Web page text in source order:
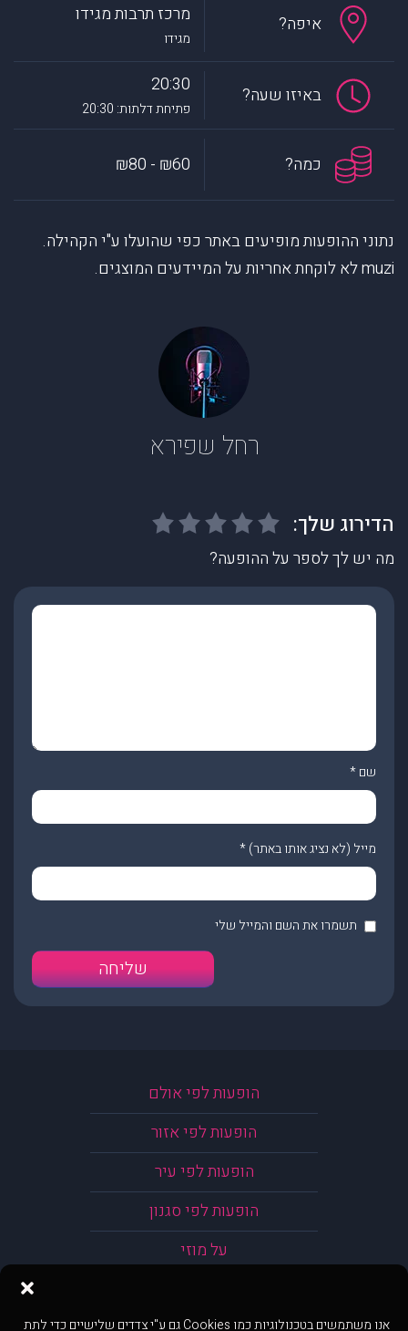
אנו משתמשים בטכנולוגיות כמו Cookies גם ע"י צדדים שלישיים כדי לתת
איפה? מרכז תרבות מגידו
מגידו
באיזו שעה? 20:30
פתיחת דלתות: 20:30
כמה? ₪60 - ₪80
נתוני ההופעות מופיעים באתר כפי שהועלו ע"י הקהילה.
muzi לא לוקחת אחריות על המיידעים המוצגים.
רחל שפירא
מה יש לך לספר על ההופעה?
שם*
מייל (לא נציג אותו באתר)*
תשמרו את השם והמייל שלי
הופעות לפי אולם
הופעות לפי אזור
הופעות לפי עיר
הופעות לפי סגנון
על מוזי